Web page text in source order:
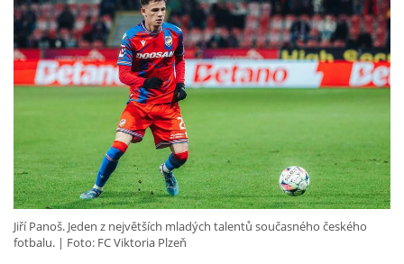
Jiří Panoš. Jeden z největších mladých talentů současného českého
fotbalu.
Foto: FC Viktoria Plzeň